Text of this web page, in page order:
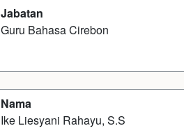
Jabatan
Guru Bahasa Cirebon
Nama
Ike Liesyani Rahayu, S.S